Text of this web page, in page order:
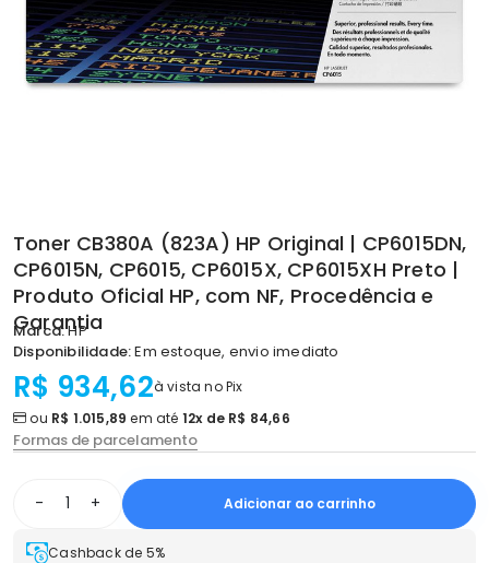
Toner CB380A (823A) HP Original | CP6015DN,
CP6015N, CP6015, CP6015X, CP6015XH Preto |
Produto Oficial HP, com NF, Procedência e
Garantia
Marca:HP
Disponibilidade:Em estoque, envio imediato
R$ 934,62à vista no Pix
ou R$ 1.015,89 em até 12x de R$ 84,66
Formas de parcelamento
- + Adicionar ao carrinho
Cashback de 5%